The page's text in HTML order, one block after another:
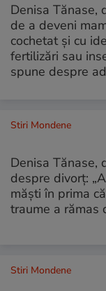
Denisa Tănase,
de a deveni
cochetat și cu
fertilizări sau
spune despre
Stiri Mondene
Denisa Tănase,
despre divorț:
măști în prima
traume a rămas
Stiri Mondene